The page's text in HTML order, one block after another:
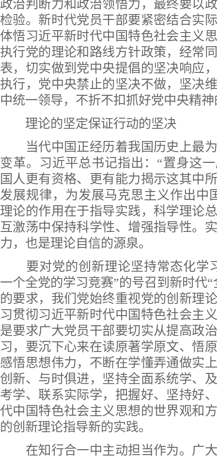
政治判断力和政治领悟力，最终要以
检验。新时代党员干部要紧密结合实
体悟习近平新时代中国特色社会主义
执行党的理论和路线方针政策，经常
表，切实做到党中央提倡的坚决响应
执行，党中央禁止的坚决不做，坚决
中统一领导，不折不扣抓好党中央精
理论的坚定保证行动的坚决
当代中国正经历着我国历史上最为
变革。习近平总书记指出：“置身这
国人更有资格、更有能力揭示这其中
发展规律，为发展马克思主义作出中
理论的作用在于指导实践，科学理论
互激荡中保持科学性、增强指导性。
力，也是理论自信的源泉。
要对党的创新理论坚持常态化学
一个全党的学习竞赛”的号召到新时代
的要求，我们党始终重视党的创新理
习贯彻习近平新时代中国特色社会主
是要求广大党员干部要切实从提高政
习，要沉下心来在读原著学原文、悟
感悟思想伟力，不断在学懂弄通做实
创新、与时俱进，坚持全面系统学、
考学、联系实际学，把握好、坚持好
代中国特色社会主义思想的世界观和
的创新理论指导新的实践。
在知行合一中主动担当作为。广大